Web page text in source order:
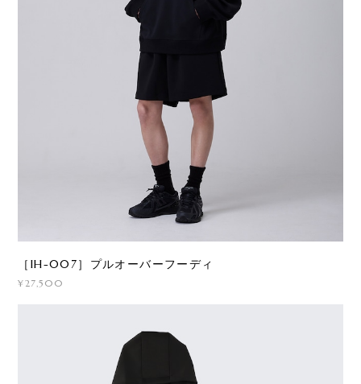
［IH-007］プルオーバーフーディ
¥27,500